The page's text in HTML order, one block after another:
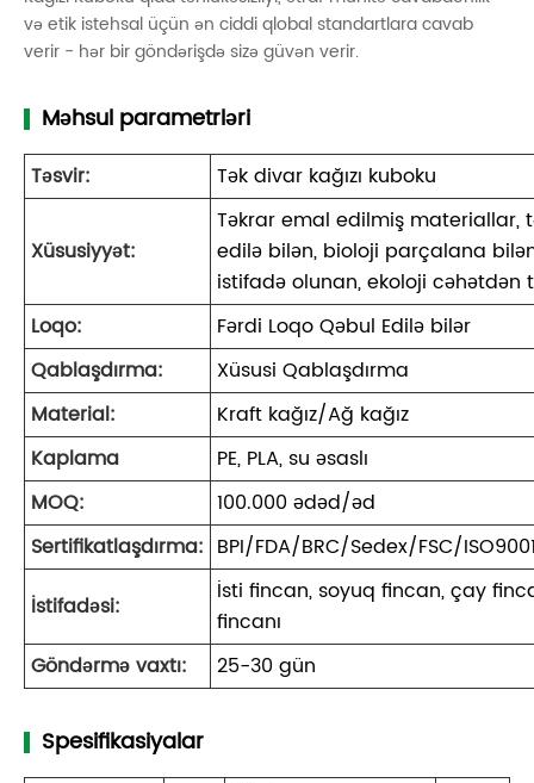
və etik istehsal üçün ən ciddi qlobal standartlara cavab
verir - hər bir göndərişdə sizə güvən verir.
Məhsul parametrləri
Təsvir: Tək divar kağızı kuboku
Xüsusiyyət:
Təkrar emal edilmiş materiallar,
edilə bilən, bioloji parçalana
istifadə olunan, ekoloji cəhətdən
Loqo:
Fərdi Loqo Qəbul Edilə bilər
Qablaşdırma:
Xüsusi Qablaşdırma
Material:
Kraft kağız/Ağ kağız
Kaplama
PE, PLA, su əsaslı
MOQ:
100.000 ədəd/əd
Sertifikatlaşdırma: BPI/FDA/BRC/Sedex/FSC/
İstifadəsi:
İsti fincan, soyuq fincan, çay
fincanı
Göndərmə vaxtı:
25-30 gün
Spesifikasiyalar